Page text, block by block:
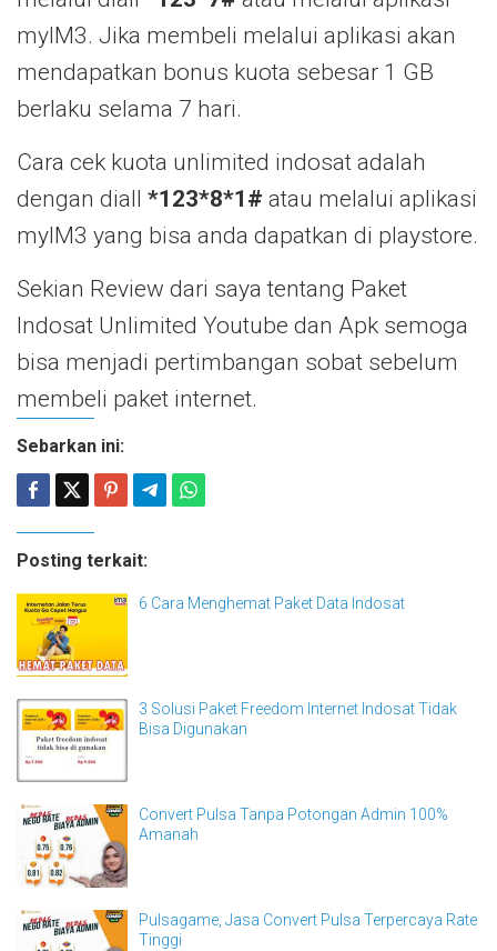
myIM3. Jika membeli melalui aplikasi akan
mendapatkan bonus kuota sebesar 1 GB
berlaku selama 7 hari.
Cara cek kuota unlimited indosat adalah
dengan diall *123*8*1# atau melalui aplikasi
myIM3 yang bisa anda dapatkan di playstore.
Sekian Review dari saya tentang Paket
Indosat Unlimited Youtube dan Apk semoga
bisa menjadi pertimbangan sobat sebelum
membeli paket internet.
Sebarkan ini:
Posting terkait:
6 Cara Menghemat Paket Data Indosat
3 Solusi Paket Freedom Internet Indosat Tidak
Bisa Digunakan
Convert Pulsa Tanpa Potongan Admin 100%
Amanah
Pulsagame, Jasa Convert Pulsa Terpercaya Rate
Tinggi